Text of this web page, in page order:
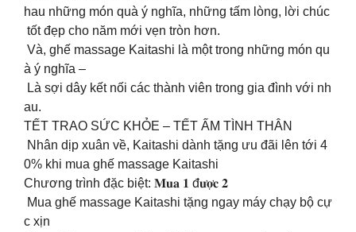
hau những món quà ý nghĩa, những tấm lòng, lời chúc
tốt đẹp cho năm mới vẹn tròn hơn.
Và, ghế massage Kaitashi là một trong những món qu
à ý nghĩa –
Là sợi dây kết nối các thành viên trong gia đình với nh
au.
TẾT TRAO SỨC KHỎE – TẾT ẤM TÌNH THÂN
Nhân dịp xuân về, Kaitashi dành tặng ưu đãi lên tới 4
0% khi mua ghế massage Kaitashi
Chương trình đặc biệt: 𝐌𝐮𝐚 𝟏 đ𝐮̛𝐨̛̣𝐜 𝟐
Mua ghế massage Kaitashi tặng ngay máy chạy bộ cự
c xịn